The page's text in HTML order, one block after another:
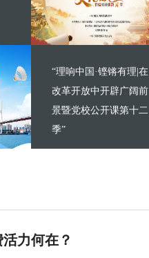
“理响中国·铿锵有理|在
改革开放中开辟广阔前
景暨党校公开课第十二
季”
力何在？